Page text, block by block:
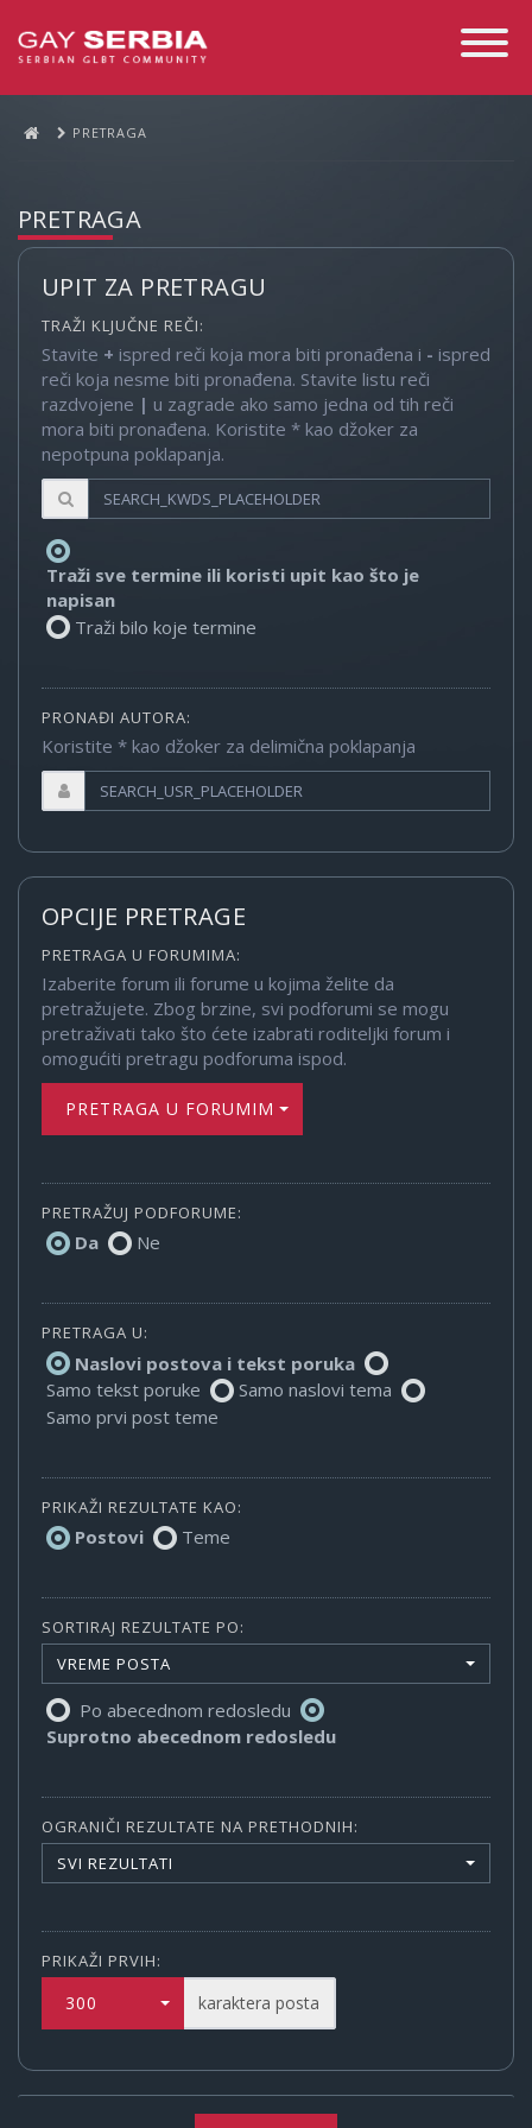
Toggle
PRETRAGA
PRETRAGA
UPIT ZA PRETRAGU
TRAŽI KLJUČNE REČI:
Stavite + ispred reči koja mora biti pronađena i - ispred
reči koja nesme biti pronađena. Stavite listu reči
razdvojene | u zagrade ako samo jedna od tih reči
mora biti pronađena. Koristite * kao džoker za
nepotpuna poklapanja.
Traži sve termine ili koristi upit kao što je
napisan
Traži bilo koje termine
PRONAĐI AUTORA:
Koristite * kao džoker za delimična poklapanja
OPCIJE PRETRAGE
PRETRAGA U FORUMIMA:
Izaberite forum ili forume u kojima želite da
pretražujete. Zbog brzine, svi podforumi se mogu
pretraživati tako što ćete izabrati roditeljki forum i
omogućiti pretragu podforuma ispod.
PRETRAGA U FORUMIMA
PRETRAŽUJ PODFORUME:
Da Ne
PRETRAGA U:
Naslovi postova i tekst poruka
Samo tekst poruke
Samo naslovi tema
Samo prvi post teme
PRIKAŽI REZULTATE KAO:
Postovi Teme
SORTIRAJ REZULTATE PO:
VREME POSTA
Po abecednom redosledu
Suprotno abecednom redosledu
OGRANIČI REZULTATE NA PRETHODNIH:
SVI REZULTATI
PRIKAŽI PRVIH:
300 karaktera posta